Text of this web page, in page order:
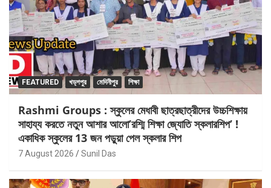
FEATURED খড়্গপুর মেদিনীপুর শিক্ষা
Rashmi Groups : স্কুলের মেধাবী ছাত্রছাত্রীদের উচ্চশিক্ষায়
সাহায্য করতে নতুন আশার আলো’রশ্মি শিক্ষা জ্যোতি স্কলারশিপ’ !
একাধিক স্কুলের 13 জন পড়ুয়া পেল স্কলার শিপ
7 August 2026 Sunil Das